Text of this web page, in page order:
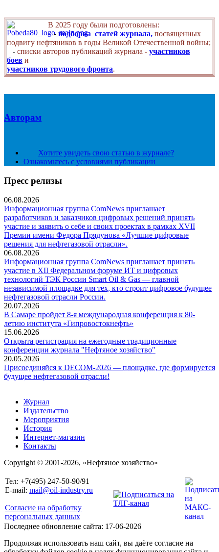
В 2025 году были подготовлены:
- подборка статей журнала, посвященных
подвигу нефтяников в годы Великой Отечественной войны;
- списки авторов публикаций журнала - участников
боев и
участников трудового фронта.
Авторам
Хотите увидеть свою статью в журнале?
Ознакомьтесь с условиями публикации
Пресс релизы
06.08.2026
Информационная группа ComNews приглашает
разработчиков и заказчиков цифровых решений принять
участие и заявить о себе и своих проектах в рамках XVII
Премии имени Федора Прядунова «Лучшие цифровые
решения для нефтегазовой отрасли».
06.08.2026
Информационная группа ComNews приглашает принять
участие в XII Федеральном форуме ИТ и цифровых
технологий ТЭК России Smart Oil & Gas — главной
независимой площадке для тех, кто строит цифровое будущее
нефтегазовой отрасли России.
20.07.2026
В Самаре пройдет 8-я международная конференция к 80-
летию института «Гипровостокнефть»
15.06.2026
Открыта регистрация на ежегодные традиционные
конференции журнала "Нефтяное хозяйство"
20.05.2026
Присоединяйся к DECOM-2026 — площадке, где формируется
будущее нефтегазовой отрасли!
Журнал
Издательство
Мероприятия
История
Интернет-магазин
Контакты
Copyright © 2001-2026, «Нефтяное хозяйство»
Тел: +7(495) 247-50-90/91
E-mail: mail@oil-industry.ru
Согласие на обработку
персональных данных
Последнее обновление сайта: 17-06-2026
Продолжая использовать наш сайт, вы даёте согласие на